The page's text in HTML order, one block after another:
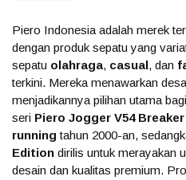
Piero Indonesia adalah merek
dengan produk sepatu yang
sepatu olahraga, casual, dan
terkini. Mereka menawarkan
menjadikannya pilihan utama
seri Piero Jogger V54 Breaker
running tahun 2000-an,
Edition dirilis untuk merayakan
desain dan kualitas premium.